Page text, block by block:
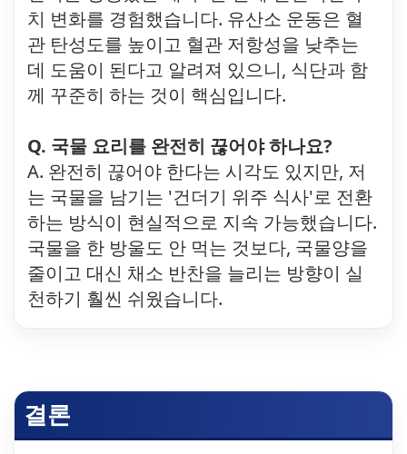
치 변화를 경험했습니다. 유산소 운동은 혈
관 탄성도를 높이고 혈관 저항성을 낮추는
데 도움이 된다고 알려져 있으니, 식단과 함
께 꾸준히 하는 것이 핵심입니다.
Q. 국물 요리를 완전히 끊어야 하나요?
A. 완전히 끊어야 한다는 시각도 있지만, 저
는 국물을 남기는 '건더기 위주 식사'로 전환
하는 방식이 현실적으로 지속 가능했습니다.
국물을 한 방울도 안 먹는 것보다, 국물양을
줄이고 대신 채소 반찬을 늘리는 방향이 실
천하기 훨씬 쉬웠습니다.
결론